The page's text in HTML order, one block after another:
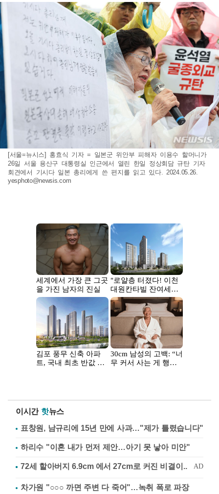
[서울=뉴시스] 홍효식 기자 = 일본군 위안부 피해자 이용수 할머니가
26일 서울 용산구 대통령실 인근에서 열린 한일 정상회담 규탄 기자
회견에서 기시다 일본 총리에게 쓴 편지를 읽고 있다. 2024.05.26.
yesphoto@newsis.com
이시간 핫뉴스
표창원, 남규리에 15년 만에 사과…"제가 틀렸습니다"
하리수 "이혼 내가 먼저 제안…아기 못 낳아 미안"
차가원 "○○○ 까면 주변 다 죽어"…녹취 폭로 파장